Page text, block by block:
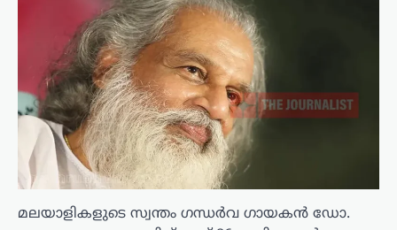
മലയാളികളുടെ സ്വന്തം ഗന്ധർവ ഗായകൻ ഡോ.